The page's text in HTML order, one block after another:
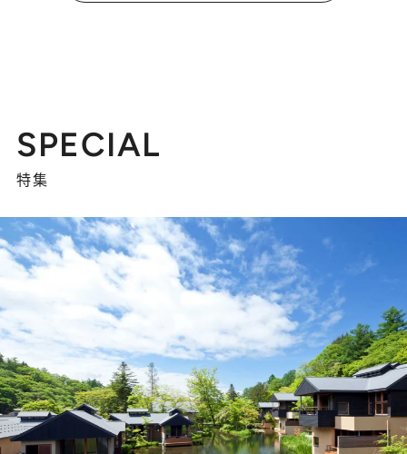
SPECIAL
特集